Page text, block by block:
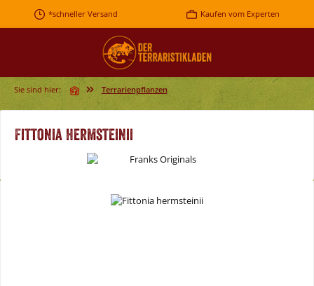
Zum Hauptinhalt springen
*schneller Versand Kaufen vom Experten
Sie sind hier: Terrarienpflanzen
Fittonia hermsteinii
Bildergalerie überspringen